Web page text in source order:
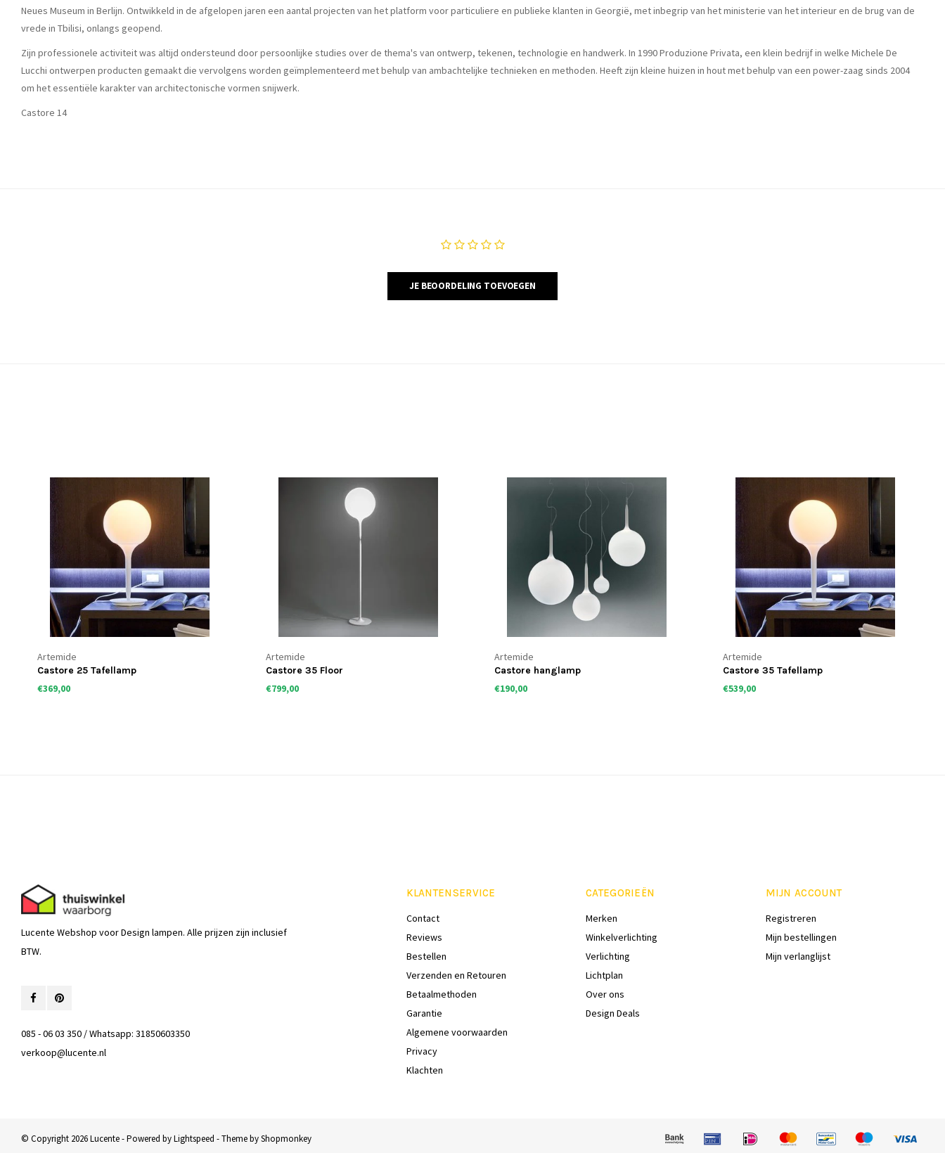
Neues Museum in Berlijn. Ontwikkeld in de afgelopen jaren een aantal projecten van het platform voor particuliere en publieke klanten in Georgië, met inbegrip van het ministerie van het interieur en de brug van de
vrede in Tbilisi, onlangs geopend.
Zijn professionele activiteit was altijd ondersteund door persoonlijke studies over de thema's van ontwerp, tekenen, technologie en handwerk. In 1990 Produzione Privata, een klein bedrijf in welke Michele De
Lucchi ontwerpen producten gemaakt die vervolgens worden geïmplementeerd met behulp van ambachtelijke technieken en methoden. Heeft zijn kleine huizen in hout met behulp van een power-zaag sinds 2004
om het essentiële karakter van architectonische vormen snijwerk.
Castore 14
JE BEOORDELING TOEVOEGEN
Artemide
Castore 25 Tafellamp
€369,00
Artemide
Castore 35 Floor
€799,00
Artemide
Castore hanglamp
€190,00
Artemide
Castore 35 Tafellamp
€539,00
Lucente Webshop voor Design lampen. Alle prijzen zijn inclusief
BTW.
085 - 06 03 350 / Whatsapp: 31850603350
verkoop@lucente.nl
KLANTENSERVICE
Contact
Reviews
Bestellen
Verzenden en Retouren
Betaalmethoden
Garantie
Algemene voorwaarden
Privacy
Klachten
CATEGORIEËN
Merken
Winkelverlichting
Verlichting
Lichtplan
Over ons
Design Deals
MIJN ACCOUNT
Registreren
Mijn bestellingen
Mijn verlanglijst
© Copyright 2026 Lucente - Powered byLightspeed - Theme byShopmonkey